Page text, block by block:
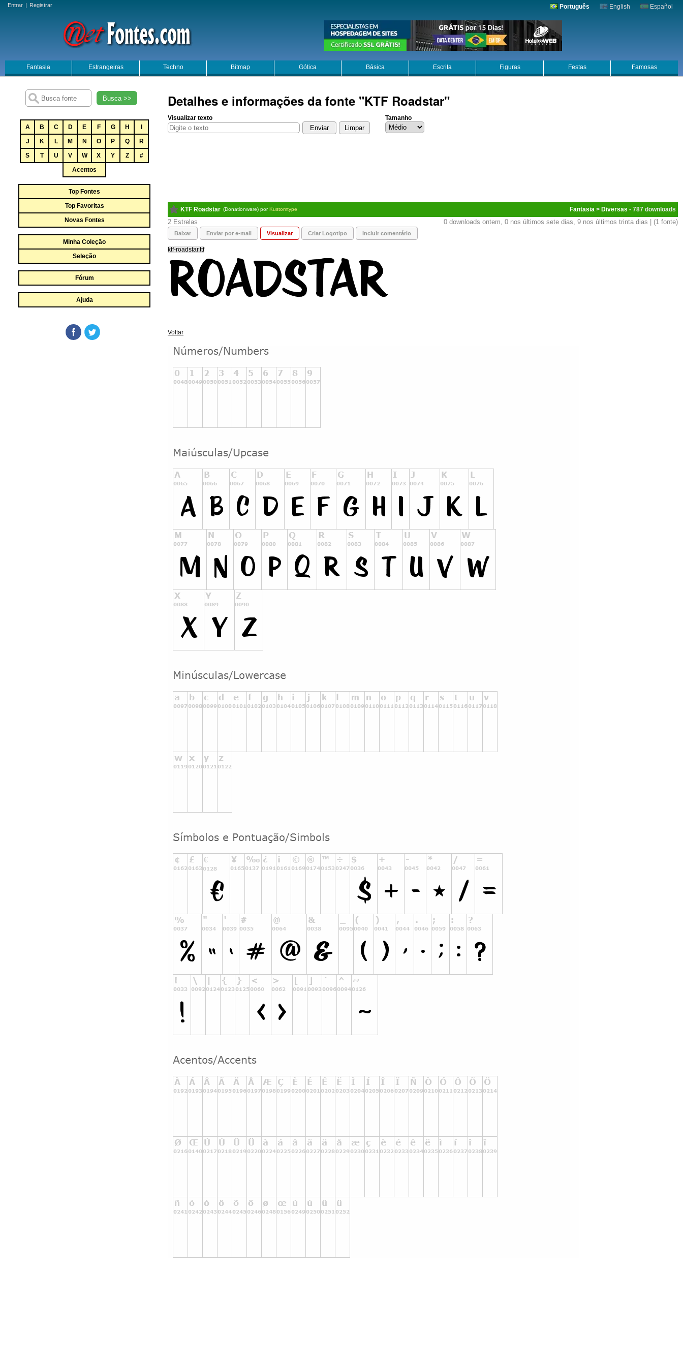
Entrar | Registrar Português English Español
Fantasia Estrangeiras Techno Bitmap Gótica Básica Escrita Figuras Festas Famosas
Busca >>
A B C D E F G H
J
K L M N O P Q
R
S
T U V W X Y Z
#
Acentos
Top Fontes
Top Favoritas
Novas Fontes
Minha Coleção
Seleção
Fórum
Ajuda
Detalhes e informações da fonte "KTF Roadstar"
Visualizar texto Tamanho
KTF Roadstar (Donationware) porKustomtype Fantasia > Diversas - 787
2 0 downloads ontem, 0 nos últimos sete dias, 9 nos últimos trinta dias | (1 fonte)
Baixar Enviar por e-mail Visualizar Criar Logotipo Incluir comentário
ktf-roadstar.ttf
Voltar